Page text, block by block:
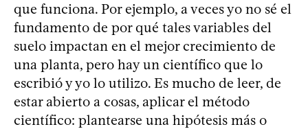
que funciona. Por ejemplo, a veces yo no sé el
fundamento de por qué tales variables del
suelo impactan en el mejor crecimiento de
una planta, pero hay un científico que lo
escribió y yo lo utilizo. Es mucho de leer, de
estar abierto a cosas, aplicar el método
científico: plantearse una hipótesis más o